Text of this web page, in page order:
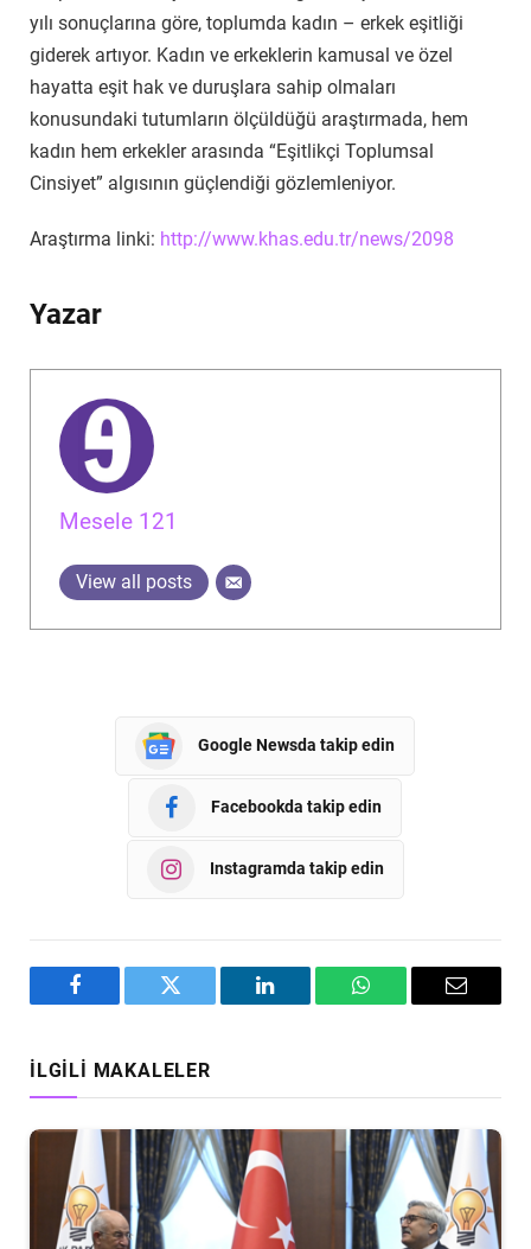
yılı sonuçlarına göre, toplumda kadın – erkek eşitliği
giderek artıyor. Kadın ve erkeklerin kamusal ve özel
hayatta eşit hak ve duruşlara sahip olmaları
konusundaki tutumların ölçüldüğü araştırmada, hem
kadın hem erkekler arasında “Eşitlikçi Toplumsal
Cinsiyet” algısının güçlendiği gözlemleniyor.
Araştırma linki: http://www.khas.edu.tr/news/2098
Yazar
Mesele 121
View all posts
Google Newsda takip edin
Facebookda takip edin
Instagramda takip edin
Facebook Twitter LinkedIn WhatsAppEmail
İLGILI MAKALELER